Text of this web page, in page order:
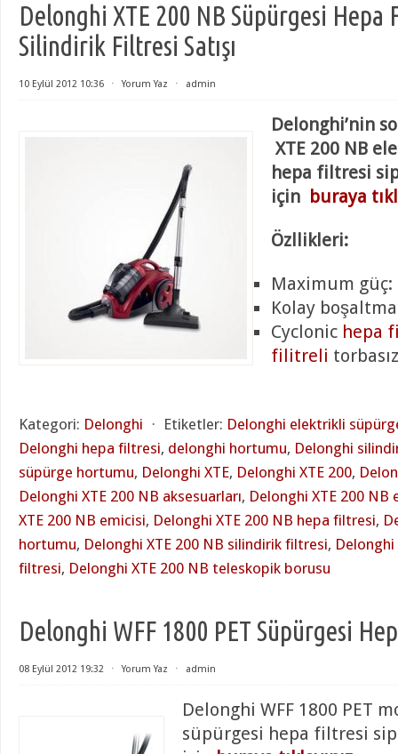
Delonghi XTE 200 NB Süpürgesi Hepa
Silindirik Filtresi Satışı
10 Eylül 2012 10:36 ⋅ Yorum Yaz ⋅ admin
Delonghi’nin
XTE 200 NB
hepa filtresi
için buraya
Özllikleri:
Maximum güç:
Kolay boşaltma
Cyclonic hepa
filitreli
Kategori: Delonghi ⋅ Etiketler: Delonghi elektrikli
Delonghi hepa filtresi, delonghi hortumu, Delonghi
süpürge hortumu, Delonghi XTE, Delonghi XTE 200,
Delonghi XTE 200 NB aksesuarları, Delonghi XTE 200 NB
XTE 200 NB emicisi, Delonghi XTE 200 NB hepa filtresi,
hortumu, Delonghi XTE 200 NB silindirik filtresi, Delonghi
filtresi, Delonghi XTE 200 NB teleskopik borusu
Delonghi WFF 1800 PET Süpürgesi
08 Eylül 2012 19:32 ⋅ Yorum Yaz ⋅ admin
Delonghi WFF 1800 PET
süpürgesi hepa filtresi